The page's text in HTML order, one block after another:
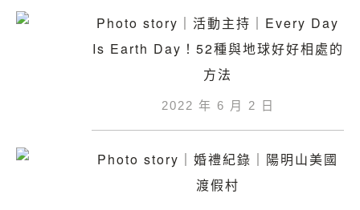
Photo story｜活動主持｜Every Day
Is Earth Day！52種與地球好好相處的
方法
2022 年 6 月 2 日
Photo story｜婚禮紀錄｜陽明山美國
渡假村